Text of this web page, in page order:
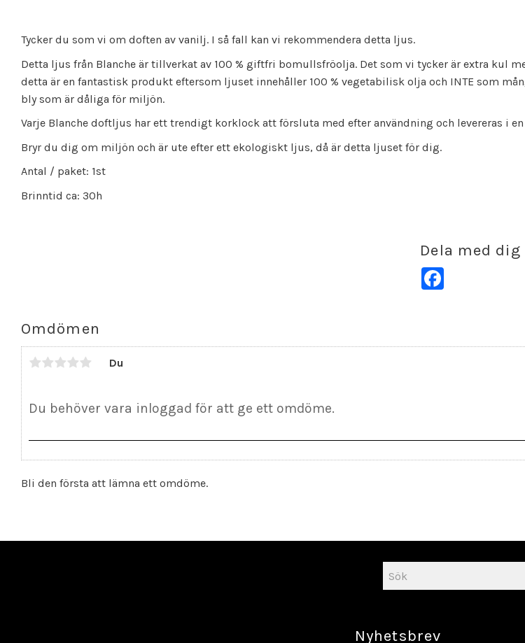
Tycker du som vi om doften av vanilj. I så fall kan vi rekommendera detta ljus.
Detta ljus från Blanche är tillverkat av 100 % giftfri bomullsfröolja. Det som vi tycker är extra kul
detta är en fantastisk produkt eftersom ljuset innehåller 100 % vegetabilisk olja och INTE som
bly som är dåliga för miljön.
Varje Blanche doftljus har ett trendigt korklock att försluta med efter användning och levereras i
Bryr du dig om miljön och är ute efter ett ekologiskt ljus, då är detta ljuset för dig.
Antal / paket: 1st
Brinntid ca: 30h
Dela med dig
Omdömen
Du
Bli den första att lämna ett omdöme.
Nyhetsbrev